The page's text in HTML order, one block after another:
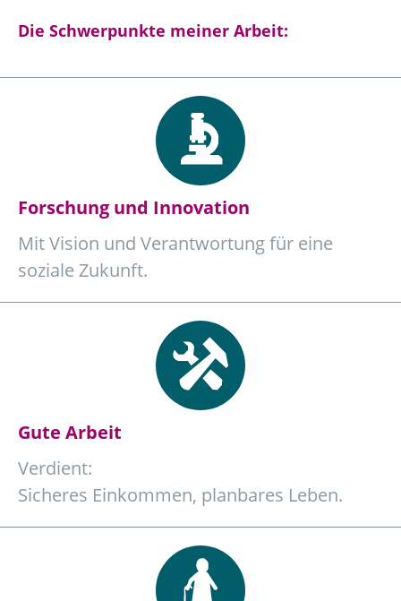
Die Schwerpunkte meiner Arbeit:
Forschung und Innovation
Mit Vision und Verantwortung für eine
soziale Zukunft.
Gute Arbeit
Verdient:
Sicheres Einkommen, planbares Leben.